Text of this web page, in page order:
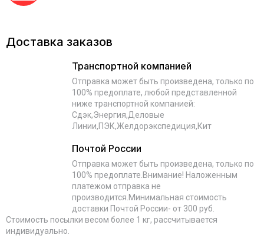
Доставка заказов
Транспортной компанией
Отправка может быть произведена, только по
100% предоплате, любой представленной
ниже транспортной компанией:
Сдэк,Энергия,Деловые
Линии,ПЭК,Желдорэкспедиция,Кит
Почтой России
Отправка может быть произведена, только по
100% предоплате.Внимание! Наложенным
платежом отправка не
производится.Минимальная стоимость
доставки Почтой России- от 300 руб.
Стоимость посылки весом более 1 кг, рассчитывается
индивидуально.